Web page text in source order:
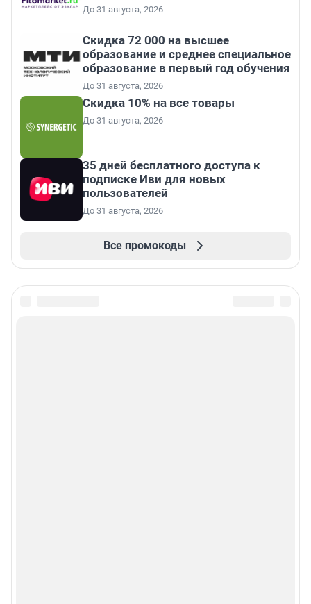
До 31 августа, 2026
Скидка 72 000 на высшее
образование и среднее специальное
образование в первый год обучения
До 31 августа, 2026
Скидка 10% на все товары
До 31 августа, 2026
35 дней бесплатного доступа к
подписке Иви для новых
пользователей
До 31 августа, 2026
Все промокоды